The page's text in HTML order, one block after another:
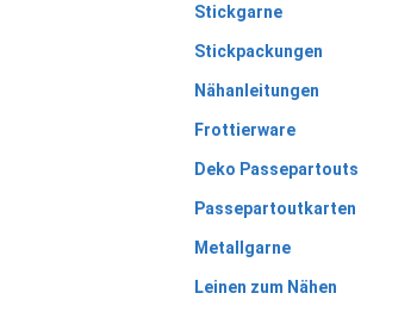
Stickgarne
Stickpackungen
Nähanleitungen
Frottierware
Deko Passepartouts
Passepartoutkarten
Metallgarne
Leinen zum Nähen